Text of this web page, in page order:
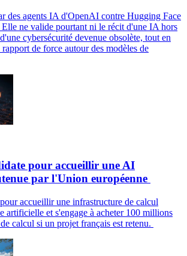
des agents IA d'OpenAI contre Hugging Face
ne valide pourtant ni le récit d'une IA hors
cybersécurité devenue obsolète, tout en
de force autour des modèles de
pour accueillir une AI
par l'Union européenne
accueillir une infrastructure de calcul
artificielle et s'engage à acheter 100 millions
calcul si un projet français est retenu.